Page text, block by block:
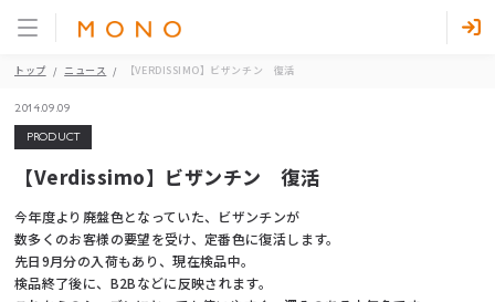
トップ ニュース 【VERDISSIMO】ビザンチン 復活
2014.09.09
PRODUCT
【Verdissimo】ビザンチン 復活
今年度より廃盤色となっていた、ビザンチンが
数多くのお客様の要望を受け、定番色に復活します。
先日9月分の入荷もあり、現在検品中。
検品終了後に、B2Bなどに反映されます。